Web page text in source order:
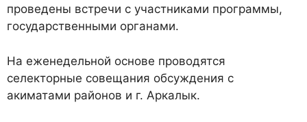
проведены встречи с участниками программы,
государственными органами.
На еженедельной основе проводятся
селекторные совещания обсуждения с
акиматами районов и г. Аркалык.